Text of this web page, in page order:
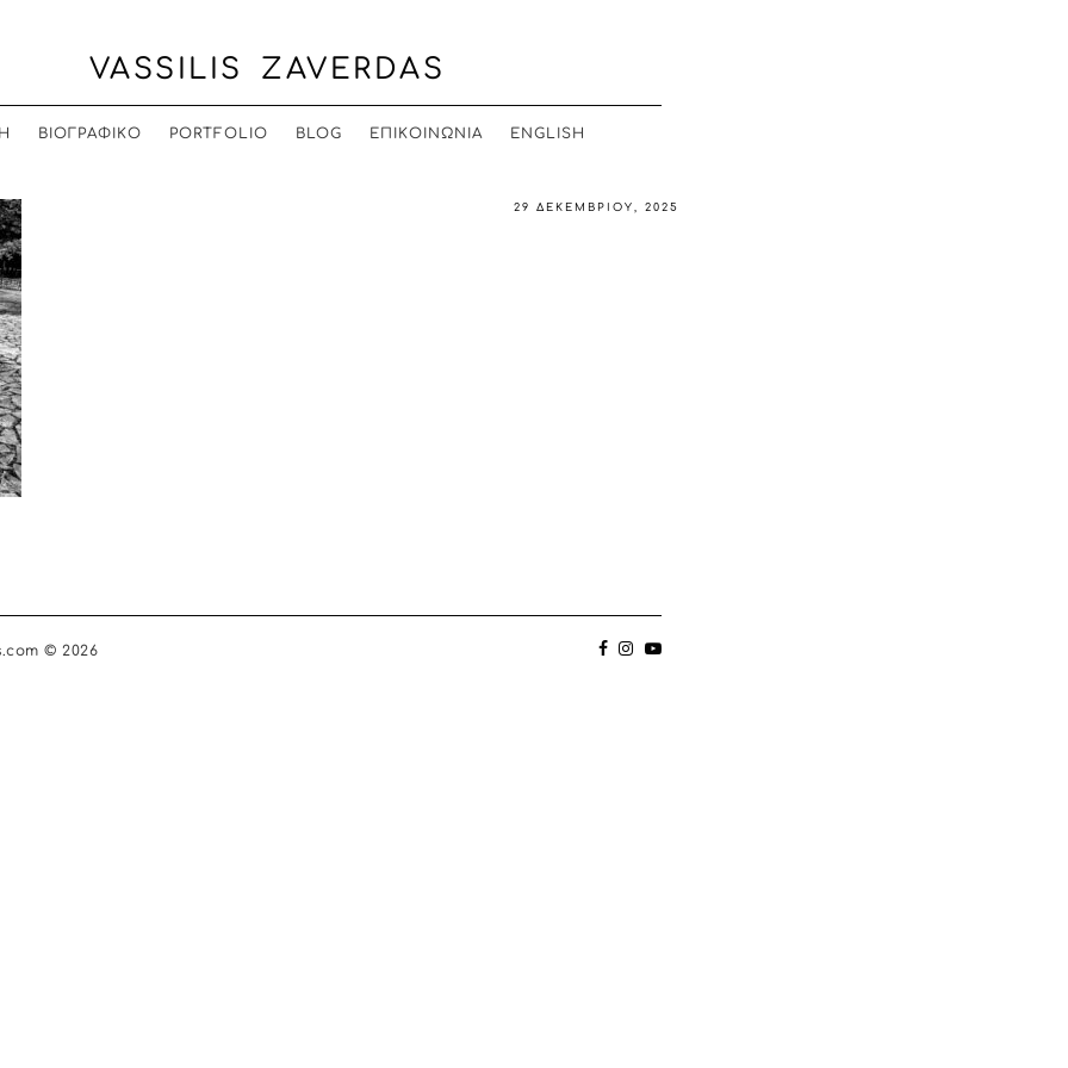
VASSILIS ZAVERDAS
ΒΙΟΓΡΑΦΙΚΟ PORTFOLIO BLOG ΕΠΙΚΟΙΝΩΝΙΑ ENGLISH
29 ΔΕΚΕΜΒΡΊΟΥ, 2025
© 2026